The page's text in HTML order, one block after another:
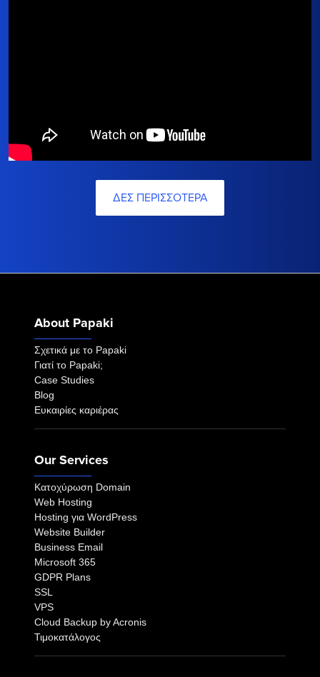
ΔΕΣ ΠΕΡΙΣΣΟΤΕΡΑ
About Papaki
Σχετικά με το Papaki
Γιατί το Papaki;
Case Studies
Blog
Ευκαιρίες καριέρας
Our Services
Κατοχύρωση Domain
Web Hosting
Hosting για WordPress
Website Builder
Business Email
Microsoft 365
GDPR Plans
SSL
VPS
Cloud Backup by Acronis
Τιμοκατάλογος